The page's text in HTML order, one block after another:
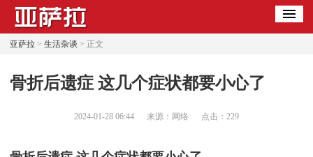
亚萨拉> 生活杂谈 > 正文
​骨折后遗症 这几个症状都要小心了
2024-01-28 06:44 来源：网络 点击： 229